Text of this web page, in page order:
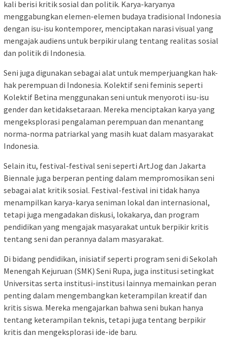
kali berisi kritik sosial dan politik. Karya-karyanya
menggabungkan elemen-elemen budaya tradisional Indonesia
dengan isu-isu kontemporer, menciptakan narasi visual yang
mengajak audiens untuk berpikir ulang tentang realitas sosial
dan politik di Indonesia.
Seni juga digunakan sebagai alat untuk memperjuangkan hak-
hak perempuan di Indonesia. Kolektif seni feminis seperti
Kolektif Betina menggunakan seni untuk menyoroti isu-isu
gender dan ketidaksetaraan. Mereka menciptakan karya yang
mengeksplorasi pengalaman perempuan dan menantang
norma-norma patriarkal yang masih kuat dalam masyarakat
Indonesia.
Selain itu, festival-festival seni seperti ArtJog dan Jakarta
Biennale juga berperan penting dalam mempromosikan seni
sebagai alat kritik sosial. Festival-festival ini tidak hanya
menampilkan karya-karya seniman lokal dan internasional,
tetapi juga mengadakan diskusi, lokakarya, dan program
pendidikan yang mengajak masyarakat untuk berpikir kritis
tentang seni dan perannya dalam masyarakat.
Di bidang pendidikan, inisiatif seperti program seni di Sekolah
Menengah Kejuruan (SMK) Seni Rupa, juga institusi setingkat
Universitas serta institusi-institusi lainnya memainkan peran
penting dalam mengembangkan keterampilan kreatif dan
kritis siswa. Mereka mengajarkan bahwa seni bukan hanya
tentang keterampilan teknis, tetapi juga tentang berpikir
kritis dan mengeksplorasi ide-ide baru.